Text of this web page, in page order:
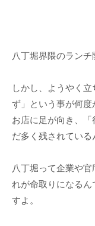
八丁堀界隈のランチ
しかし、ようやく
ず」という事が何
お店に足が向き、
だ多く残されている
八丁堀って企業や
れが命取りになる
すよ。